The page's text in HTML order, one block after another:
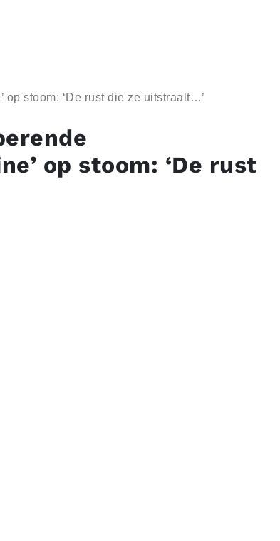
op stoom: ‘De rust die ze uitstraalt…’
op stoom: ‘De rust